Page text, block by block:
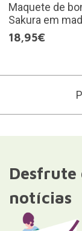
Maquete de
Sakura em
18,95€
Desfrute
notícias